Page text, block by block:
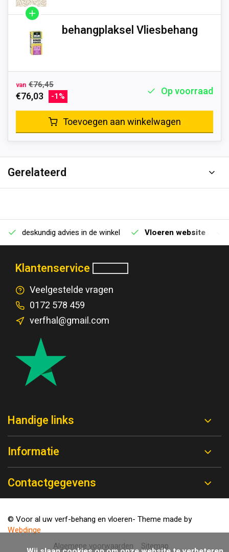
behangplaksel Vliesbehang
van €76,45
€76,03 -1% Op voorraad
Toevoegen aan winkelwagen
Gerelateerd
deskundig advies in de winkel Vloeren website
Klantenservice
Veelgestelde vragen
0172 578 459
verfhal@gmail.com
Handige links
Informatie
Contactgegevens
Algemene voorwaarden Sitemap
© Voor al uw verf-behang en vloeren- Theme made by
Webdinge